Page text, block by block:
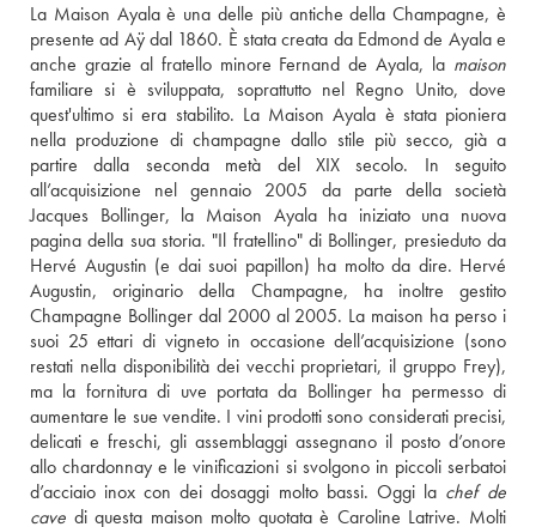
La Maison Ayala è una delle più antiche della Champagne, è
presente ad Aÿ dal 1860. È stata creata da Edmond de Ayala e
anche grazie al fratello minore Fernand de Ayala, la maison
familiare si è sviluppata, soprattutto nel Regno Unito, dove
quest'ultimo si era stabilito. La Maison Ayala è stata pioniera
nella produzione di champagne dallo stile più secco, già a
partire dalla seconda metà del XIX secolo. In seguito
all’acquisizione nel gennaio 2005 da parte della società
Jacques Bollinger, la Maison Ayala ha iniziato una nuova
pagina della sua storia. "Il fratellino" di Bollinger, presieduto da
Hervé Augustin (e dai suoi papillon) ha molto da dire. Hervé
Augustin, originario della Champagne, ha inoltre gestito
Champagne Bollinger dal 2000 al 2005. La maison ha perso i
suoi 25 ettari di vigneto in occasione dell’acquisizione (sono
restati nella disponibilità dei vecchi proprietari, il gruppo Frey),
ma la fornitura di uve portata da Bollinger ha permesso di
aumentare le sue vendite. I vini prodotti sono considerati precisi,
delicati e freschi, gli assemblaggi assegnano il posto d’onore
allo chardonnay e le vinificazioni si svolgono in piccoli serbatoi
d’acciaio inox con dei dosaggi molto bassi. Oggi la chef de
cave di questa maison molto quotata è Caroline Latrive. Molti